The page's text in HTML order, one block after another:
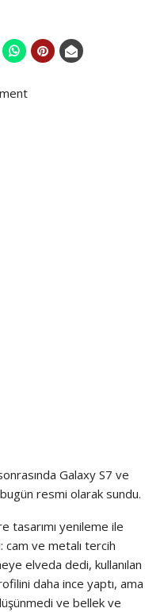
Galaxy S7 ve
bugün resmi olarak sundu.
tasarımı yenileme ile
cam ve metalı tercih
elveda dedi, kullanılan
daha ince yaptı, ama
ve bellek ve